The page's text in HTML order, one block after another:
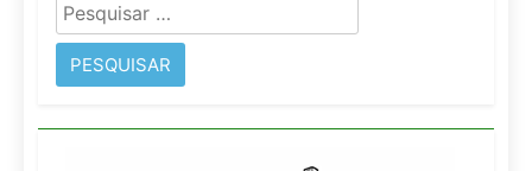
Pesquisar
por: